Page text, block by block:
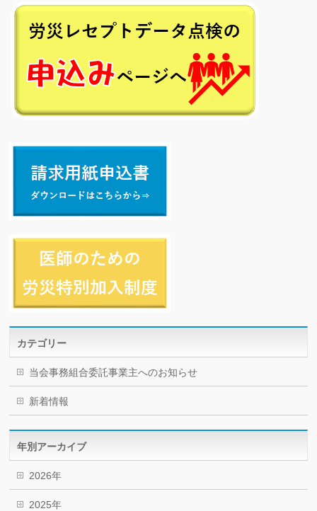
カテゴリー
当会事務組合委託事業主へのお知らせ
新着情報
年別アーカイブ
2026年
2025年